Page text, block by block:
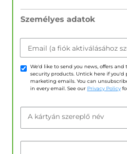
Személyes adatok
Email (a fiók aktiválásához
We'd like to send you news, offers and
security products. Untick here if you'd
marketing emails. You can
in every email. See our Privacy Policy
A kártyán szereplő név